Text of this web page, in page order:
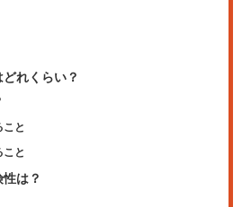
れくらい？
こと
こと
は？